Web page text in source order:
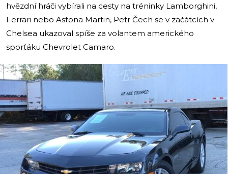
hvězdní hráči vybírali na cesty na tréninky Lamborghini,
Ferrari nebo Astona Martin, Petr Čech se v začátcích v
Chelsea ukazoval spíše za volantem amerického
sporťáku Chevrolet Camaro.